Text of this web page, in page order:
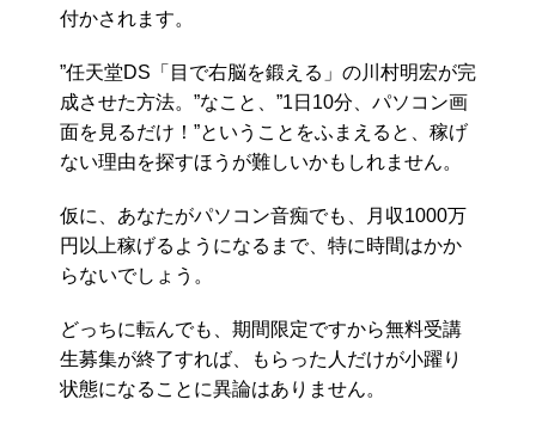
付かされます。
”任天堂DS「目で右脳を鍛える」の川村明宏が完
成させた方法。”なこと、”1日10分、パソコン画
面を見るだけ！”ということをふまえると、稼げ
ない理由を探すほうが難しいかもしれません。
仮に、あなたがパソコン音痴でも、月収1000万
円以上稼げるようになるまで、特に時間はかか
らないでしょう。
どっちに転んでも、期間限定ですから無料受講
生募集が終了すれば、もらった人だけが小躍り
状態になることに異論はありません。